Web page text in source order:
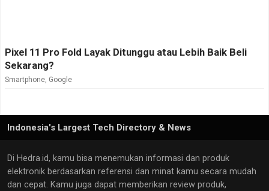
Pixel 11 Pro Fold Layak Ditunggu atau Lebih Baik Beli
Sekarang?
Smartphone, Google
Indonesia's Largest Tech Directory & News
Di Hedra.id, kamu bisa menemukan informasi dan produk
elektronik berdasarkan referensi dan minat kamu secara mudah
dan cepat. Kamu juga dapat memberikan review produk,